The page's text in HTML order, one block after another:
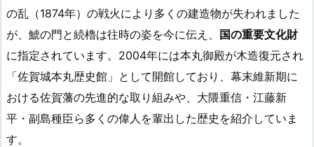
の乱（1874年）の戦火により多くの建造物が失われました
が、鯱の門と続櫓は往時の姿を今に伝え、 国の重要文化財
に指定されています。2004年には本丸御殿が木造復元され
「佐賀城本丸歴史館」として開館しており、幕末維新期に
おける佐賀藩の先進的な取り組みや、大隈重信・江藤新
平・副島種臣ら多くの偉人を輩出した歴史を紹介していま
す。